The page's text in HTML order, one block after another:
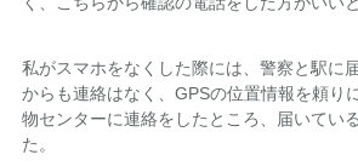
私がスマホをなくした際には、警察と駅に
からも連絡はなく、GPSの位置情報を頼り
物センターに連絡をしたところ、届いてい
た。